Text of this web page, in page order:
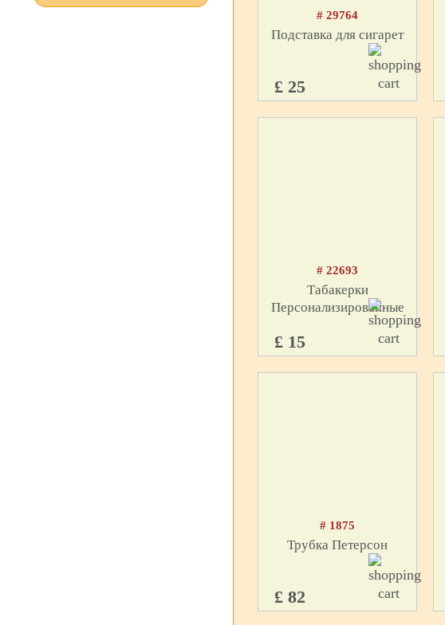
# 29764
Подставка для сигарет
£ 25
# 22693
Табакерки
Персонализированные
£ 15
# 1875
Трубка Петерсон
£ 82